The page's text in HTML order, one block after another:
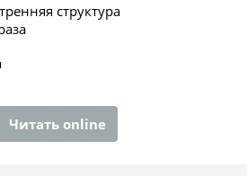
структура
Читать online